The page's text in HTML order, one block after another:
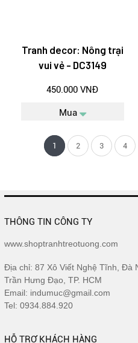
Tranh decor: Nông trại
vui vẻ - DC3149
450.000 VNĐ
Mua
1 2 3 4
THÔNG TIN CÔNG TY
www.shoptranhtreotuong.com
Địa chỉ: 87 Xô Viết Nghệ Tĩnh, Đà
Trần Hưng Đạo, TP. HCM
Email: indumuc@gmail.com
Tel: 0934.884.920
HỖ TRỢ KHÁCH HÀNG